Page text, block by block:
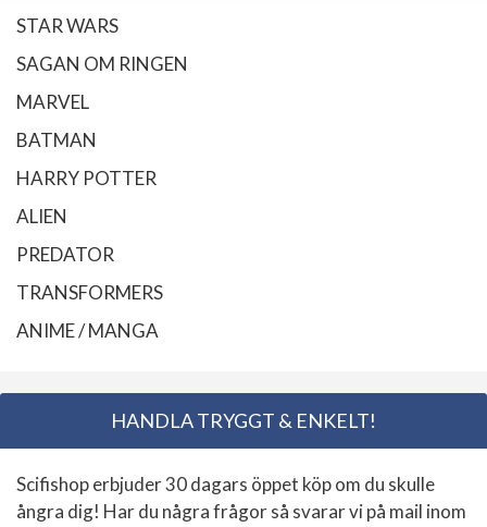
STAR WARS
SAGAN OM RINGEN
MARVEL
BATMAN
HARRY POTTER
ALIEN
PREDATOR
TRANSFORMERS
ANIME / MANGA
HANDLA TRYGGT & ENKELT!
Scifishop erbjuder 30 dagars öppet köp om du skulle
ångra dig! Har du några frågor så svarar vi på mail inom